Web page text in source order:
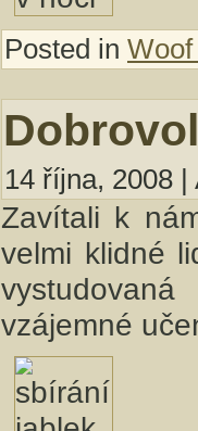
Posted in
14 října, 2008
Zavítali k
velmi klidné
vzájemné